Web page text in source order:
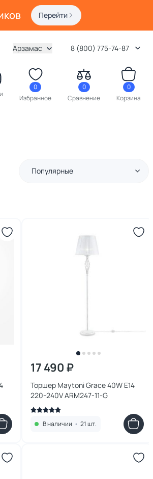
Перейти
Арзамас 8 (800) 775-74-87
0
Избранное
0
Сравнение
0
Корзина
Популярные
17 490 ₽
Торшер Maytoni Grace 40W E14
220-240V ARM247-11-G
В наличии • 21 шт.